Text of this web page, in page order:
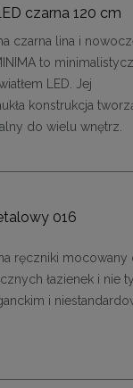
czarna 120 cm
czarna lina i
to
LED. Jej
konstrukcja
do wielu wnętrz.
016
ręczniki mocowany
łazienek i nie
i